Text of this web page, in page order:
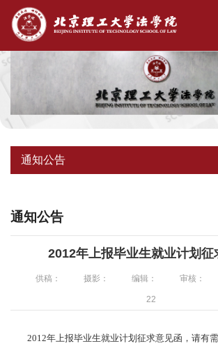
通知公告
通知公告
2012年上报毕业生就业计划征
供稿： 摄影： 编辑： 审核：
22
2012年上报毕业生就业计划征求意见函，请有